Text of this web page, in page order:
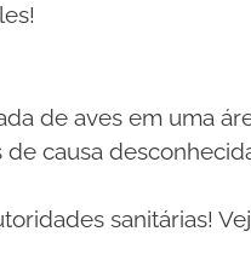
de aves em uma
causa
sanitárias!